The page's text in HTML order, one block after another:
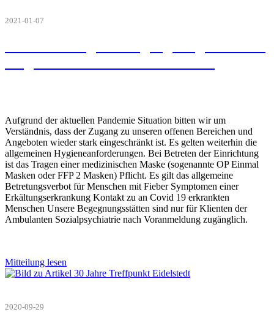
2021-01-07
Aufgrund der aktuellen Pandemie Situation bitten wir um
Verständnis, dass der Zugang zu unseren offenen Bereichen und
Angeboten wieder stark eingeschränkt ist. Es gelten weiterhin die
allgemeinen Hygieneanforderungen. Bei Betreten der Einrichtung
ist das Tragen einer medizinischen Maske (sogenannte OP Einmal
Masken oder FFP 2 Masken) Pflicht. Es gilt das allgemeine
Betretungsverbot für Menschen mit Fieber Symptomen einer
Erkältungserkrankung Kontakt zu an Covid 19 erkrankten
Menschen Unsere Begegnungsstätten sind nur für Klienten der
Ambulanten Sozialpsychiatrie nach Voranmeldung zugänglich.
Mitteilung lesen
2020-09-29